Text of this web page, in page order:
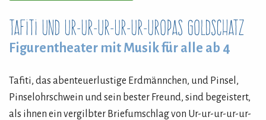
Tafiti und Ur-ur-ur-ur-ur-uropas Goldschatz
Figurentheater mit Musik für alle ab 4
Tafiti, das abenteuerlustige Erdmännchen, und Pinsel,
Pinselohrschwein und sein bester Freund, sind begeistert,
als ihnen ein vergilbter Briefumschlag von Ur-ur-ur-ur-ur-